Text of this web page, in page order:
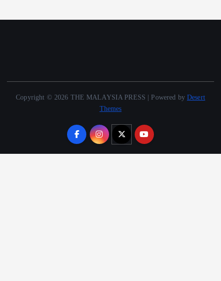
Copyright © 2026 THE MALAYSIA PRESS | Powered byDesert
Themes